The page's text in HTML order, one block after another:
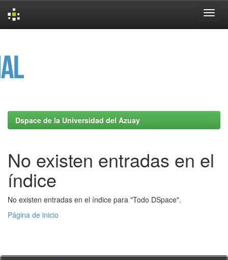
Dspace de la Universidad del Azuay
No existen entradas en el
índice
No existen entradas en el índice para "Todo DSpace".
Página de inicio